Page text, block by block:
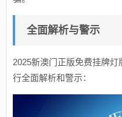
全面解析与警示
2025新澳门正版免费挂牌
行全面解析和警示：